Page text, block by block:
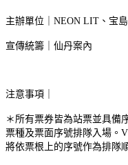
主辦單位｜NEON LIT、宝
宣傳統籌｜仙丹案內
注意事項｜
＊所有票券皆為站票並具備
票種及票面序號排隊入場。
將依票根上的序號作為排隊